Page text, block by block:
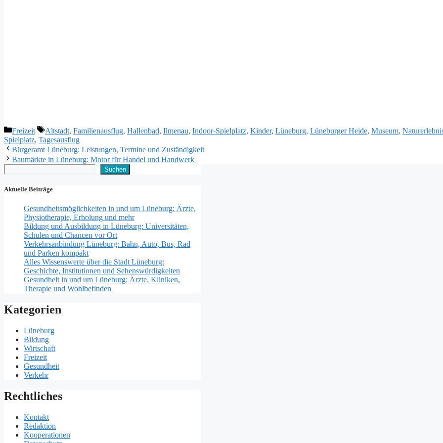
Kategorien
Freizeit Schlagwörter
Altstadt, Familienausflug, Hallenbad, Ilmenau, Indoor-Spielplatz, Kinder, Lüneburg, Lüneburger Heide, Museum,
Spielplatz, Tagesausflug
Bürgeramt Lüneburg: Leistungen, Termine und Zuständigkeit
Baumärkte in Lüneburg: Motor für Handel und Handwerk
Suchen
Suchen
Aktuelle Beiträge
Gesundheitsmöglichkeiten in und um Lüneburg: Ärzte,
Physiotherapie, Erholung und mehr
Bildung und Ausbildung in Lüneburg: Universitäten,
Schulen und Chancen vor Ort
Verkehrsanbindung Lüneburg: Bahn, Auto, Bus, Rad
und Parken kompakt
Alles Wissenswerte über die Stadt Lüneburg:
Geschichte, Institutionen und Sehenswürdigkeiten
Gesundheit in und um Lüneburg: Ärzte, Kliniken,
Therapie und Wohlbefinden
Kategorien
Lüneburg
Bildung
Wirtschaft
Freizeit
Gesundheit
Verkehr
Rechtliches
Kontakt
Redaktion
Kooperationen